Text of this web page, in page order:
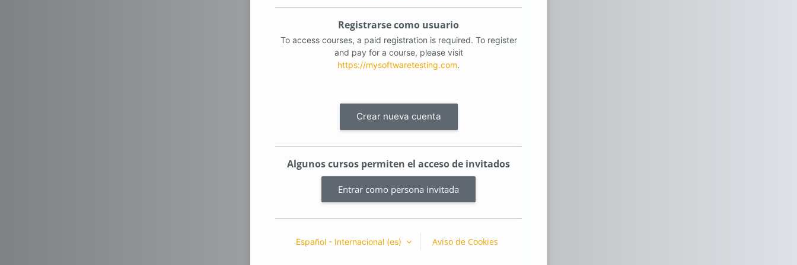
Registrarse como usuario
To access courses, a paid registration is required. To register
and pay for a course, please visit
https://mysoftwaretesting.com.
Crear nueva cuenta
Algunos cursos permiten el acceso de invitados
Entrar como persona invitada
Español - Internacional ‎(es)‎ Aviso de Cookies